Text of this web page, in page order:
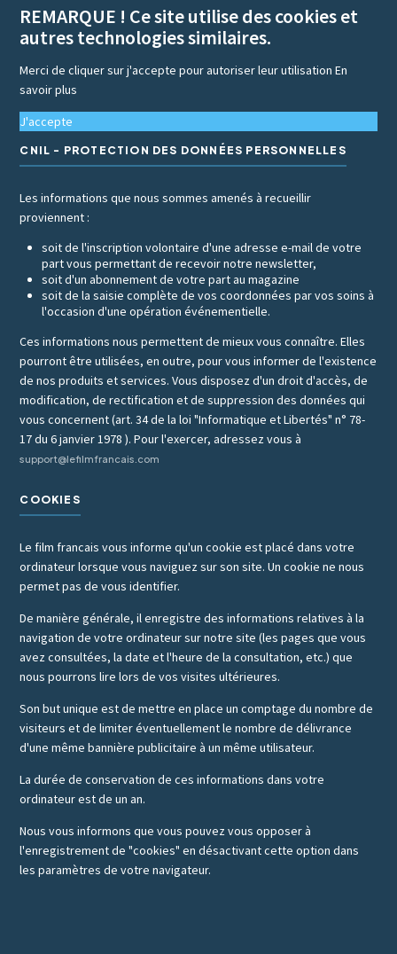
REMARQUE ! Ce site utilise des cookies et
autres technologies similaires.
Merci de cliquer sur j'accepte pour autoriser leur utilisationEn
savoir plus
J'accepte
CNIL - PROTECTION DES DONNÉES PERSONNELLES
Les informations que nous sommes amenés à recueillir
proviennent :
soit de l'inscription volontaire d'une adresse e-mail de votre
part vous permettant de recevoir notre newsletter,
soit d'un abonnement de votre part au magazine
soit de la saisie complète de vos coordonnées par vos soins à
l'occasion d'une opération événementielle.
Ces informations nous permettent de mieux vous connaître. Elles
pourront être utilisées, en outre, pour vous informer de l'existence
de nos produits et services. Vous disposez d'un droit d'accès, de
modification, de rectification et de suppression des données qui
vous concernent (art. 34 de la loi "Informatique et Libertés" n° 78-
17 du 6 janvier 1978 ). Pour l'exercer, adressez vous à
support@lefilmfrancais.com
COOKIES
Le film francais vous informe qu'un cookie est placé dans votre
ordinateur lorsque vous naviguez sur son site. Un cookie ne nous
permet pas de vous identifier.
De manière générale, il enregistre des informations relatives à la
navigation de votre ordinateur sur notre site (les pages que vous
avez consultées, la date et l'heure de la consultation, etc.) que
nous pourrons lire lors de vos visites ultérieures.
Son but unique est de mettre en place un comptage du nombre de
visiteurs et de limiter éventuellement le nombre de délivrance
d'une même bannière publicitaire à un même utilisateur.
La durée de conservation de ces informations dans votre
ordinateur est de un an.
Nous vous informons que vous pouvez vous opposer à
l'enregistrement de "cookies" en désactivant cette option dans
les paramètres de votre navigateur.